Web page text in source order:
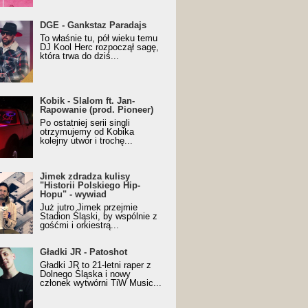
z nagrodą za
Trueschoolowy
Roku (Popkillery 2023)
DGE - Gankstaz Paradajs
To właśnie tu, pół wieku temu
DJ Kool Herc rozpoczął sagę,
która trwa do dziś...
- Slalom ft. Jan-
(prod. Pioneer)
Music Visualiser]
Kobik - Slalom ft. Jan-
Rapowanie (prod. Pioneer)
Po ostatniej serii singli
otrzymujemy od Kobika
kolejny utwór i trochę...
zdradza kulisy "Historii
Hip-Hopu" - wywiad
Jimek zdradza kulisy
"Historii Polskiego Hip-
Hopu" - wywiad
Już jutro Jimek przejmie
Stadion Śląski, by wspólnie z
gośćmi i orkiestrą...
JR - Patoshot
Gładki JR - Patoshot
Gładki JR to 21-letni raper z
Dolnego Śląska i nowy
członek wytwórni TiW Music...